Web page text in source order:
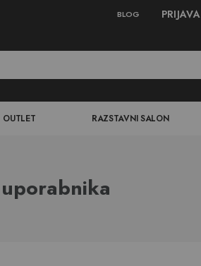
BLOG PRIJAVA
OUTLET RAZSTAVNI SALON